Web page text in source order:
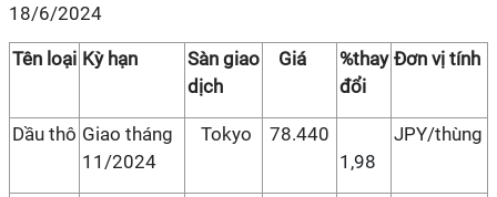
18/6/2024
Tên loại Kỳ hạn
Sàn giao
dịch
Giá
%thay
đổi
Đơn vị tính
Dầu thô Giao tháng
11/2024
Tokyo
78.440
1,98
JPY/thùng